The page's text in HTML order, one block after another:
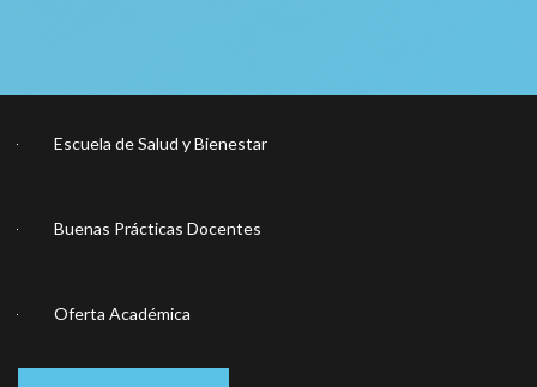
Escuela de Salud y Bienestar
Buenas Prácticas Docentes
Oferta Académica